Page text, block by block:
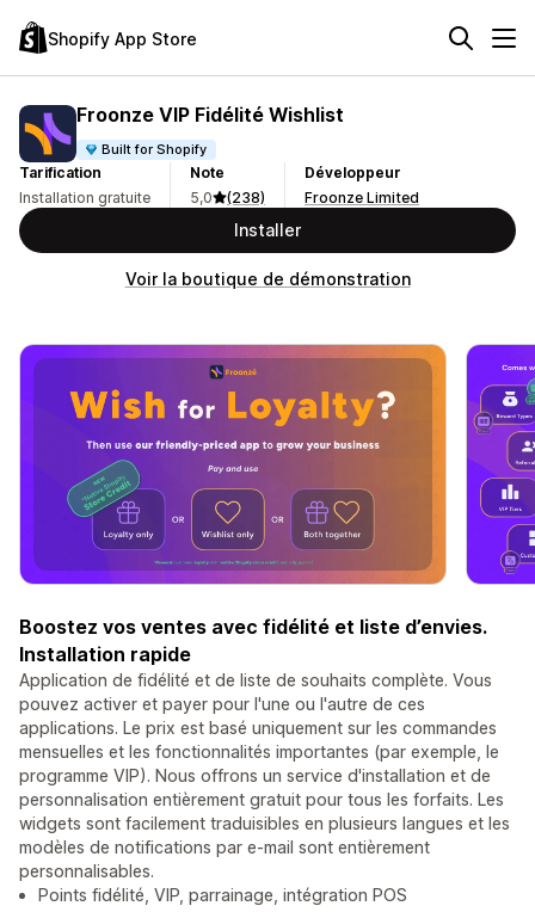
Shopify App Store
Froonze VIP Fidélité Wishlist
Built for Shopify
Tarification
Installation gratuite
Note
5,0
(238)
Développeur
Froonze Limited
Installer
Voir la boutique de démonstration
Boostez vos ventes avec fidélité et liste d’envies.
Installation rapide
Application de fidélité et de liste de souhaits complète. Vous
pouvez activer et payer pour l'une ou l'autre de ces
applications. Le prix est basé uniquement sur les commandes
mensuelles et les fonctionnalités importantes (par exemple, le
programme VIP). Nous offrons un service d'installation et de
personnalisation entièrement gratuit pour tous les forfaits. Les
widgets sont facilement traduisibles en plusieurs langues et les
modèles de notifications par e-mail sont entièrement
personnalisables.
Points fidélité, VIP, parrainage, intégration POS